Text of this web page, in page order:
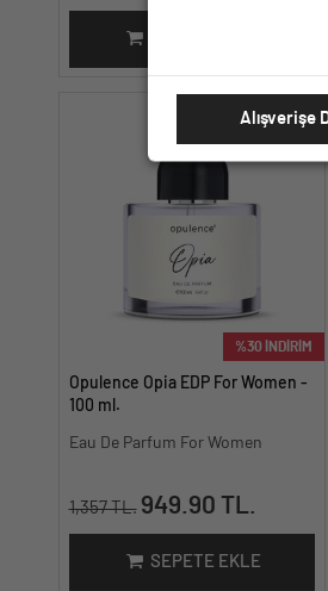
%30 İNDİRİM
Opulence Opia EDP For Women -
100 ml.
Eau De Parfum For Women
1,357 TL. 949.90 TL.
SEPETE EKLE
Alışverişe